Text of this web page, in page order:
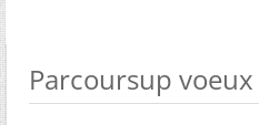
Parcoursup voeux